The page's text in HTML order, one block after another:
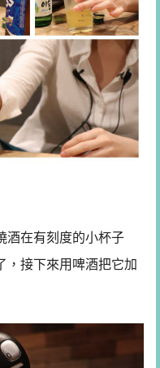
酒在有刻度的小杯子
，接下來用啤酒把它加